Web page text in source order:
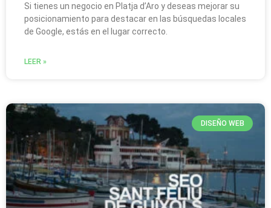
Si tienes un negocio en Platja d’Aro y deseas mejorar su
posicionamiento para destacar en las búsquedas locales
de Google, estás en el lugar correcto.
LEER »
DISEÑO WEB